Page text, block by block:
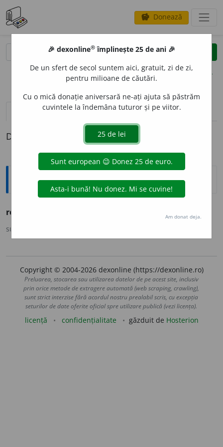
savings Donează
clear
opțiuni
definiții (1) pronunțievolume_up (12)
Definiția cu ID-ul 1163596:
Ortografice DOOM
reflectez
sursa:
Copyright © 2004-2026 dexonline (https://dexonline.ro)
Preluarea, stocarea sau utilizarea datelor de pe acest site, inclusiv
prin orice metode de extragere automată (web scraping, crawling),
sunt strict interzise fără acordul nostru prealabil scris, cu excepția
seturilor de date oferite oficial spre utilizare publică (vezi licența).
licență confidențialitate găzduit de Hosterion
🎉 dexonline® împlinește 25 de ani 🎉
De un sfert de secol suntem aici, gratuit, zi de zi,
pentru milioane de căutări.
Cu o mică donație aniversară ne-ați ajuta să păstrăm
cuvintele la îndemâna tuturor și pe viitor.
Am donat deja.